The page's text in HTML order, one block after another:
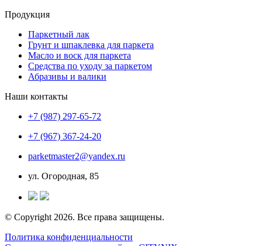
Продукция
Паркетный лак
Грунт и шпаклевка для паркета
Масло и воск для паркета
Средства по уходу за паркетом
Абразивы и валики
Наши контакты
+7 (987) 297-65-72
+7 (967) 367-24-20
parketmaster2@yandex.ru
ул. Огородная, 85
© Copyright 2026. Все права защищены.
Политика конфиденциальности